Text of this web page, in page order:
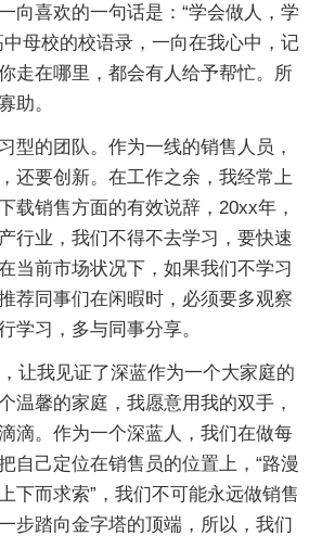
向喜欢的一句话是：“学会做人，学
中母校的校语录，一向在我心中，记
走在哪里，都会有人给予帮忙。所
助。
型的团队。作为一线的销售人员，
还要创新。在工作之余，我经常上
载销售方面的有效说辞，20xx年，
行业，我们不得不去学习，要快速
当前市场状况下，如果我们不学习
荐同事们在闲暇时，必须要多观察
学习，多与同事分享。
让我见证了深蓝作为一个大家庭的
温馨的家庭，我愿意用我的双手，
滴。作为一个深蓝人，我们在做每
自己定位在销售员的位置上，“路漫
下而求索”，我们不可能永远做销售
步踏向金字塔的顶端，所以，我们